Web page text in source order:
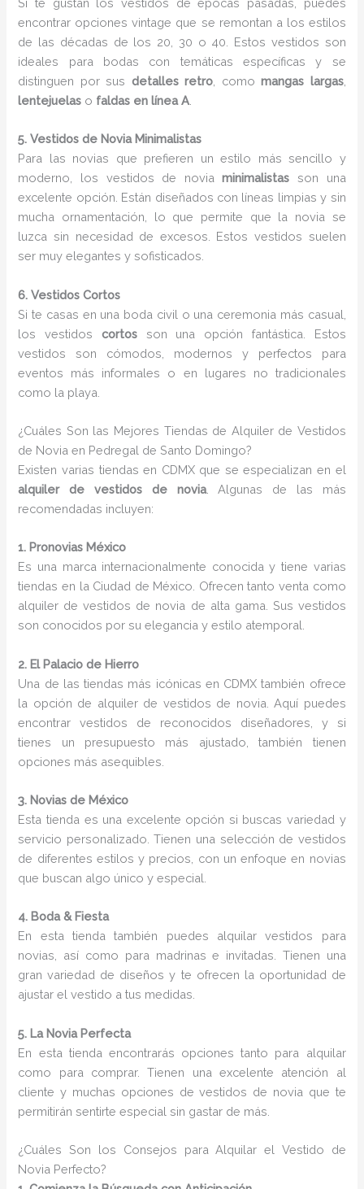
Si te gustan los vestidos de épocas pasadas, puedes
encontrar opciones vintage que se remontan a los estilos
de las décadas de los 20, 30 o 40. Estos vestidos son
ideales para bodas con temáticas específicas y se
distinguen por sus detalles retro , comomangas largas,
lentejuelas o faldas en línea A
5. Vestidos de Novia Minimalistas
Para las novias que prefieren un estilo más sencillo y
moderno, los vestidos de noviaminimalistas son una
excelente opción. Están diseñados con líneas limpias y sin
mucha ornamentación, lo que permite que la novia se
luzca sin necesidad de excesos. Estos vestidos suelen
ser muy elegantes y sofisticados.
6. Vestidos Cortos
Si te casas en una boda civil o una ceremonia más casual,
los vestidos cortosson una opción fantástica. Estos
vestidos son cómodos, modernos y perfectos para
eventos más informales o en lugares no tradicionales
como la playa.
¿Cuáles Son las Mejores Tiendas de Alquiler de Vestidos
de Novia en Pedregal de Santo Domingo?
Existen varias tiendas en CDMX que se especializan en el
alquiler de vestidos de novia. Algunas de las más
recomendadas incluyen:
1. Pronovias México
Es una marca internacionalmente conocida y tiene varias
tiendas en la Ciudad de México. Ofrecen tanto venta como
alquiler de vestidos de novia de alta gama. Sus vestidos
son conocidos por su elegancia y estilo atemporal.
2. El Palacio de Hierro
Una de las tiendas más icónicas en CDMX también ofrece
la opción de alquiler de vestidos de novia. Aquí puedes
encontrar vestidos de reconocidos diseñadores, y si
tienes un presupuesto más ajustado, también tienen
opciones más asequibles.
3. Novias de México
Esta tienda es una excelente opción si buscas variedad y
servicio personalizado. Tienen una selección de vestidos
de diferentes estilos y precios, con un enfoque en novias
que buscan algo único y especial.
4. Boda & Fiesta
En esta tienda también puedes alquilar vestidos para
novias, así como para madrinas e invitadas. Tienen una
gran variedad de diseños y te ofrecen la oportunidad de
ajustar el vestido a tus medidas.
5. La Novia Perfecta
En esta tienda encontrarás opciones tanto para alquilar
como para comprar. Tienen una excelente atención al
cliente y muchas opciones de vestidos de novia que te
permitirán sentirte especial sin gastar de más.
¿Cuáles Son los Consejos para Alquilar el Vestido de
Novia Perfecto?